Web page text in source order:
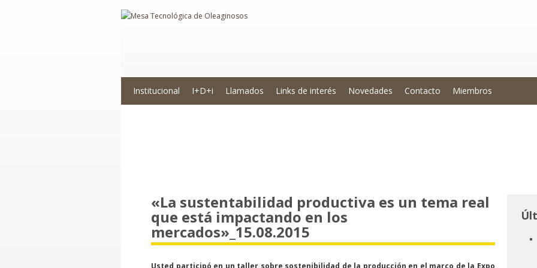
Institucional I+D+i Llamados Links de interés Novedades Contacto Miembros
«La sustentabilidad productiva es un tema real
que está impactando en los
mercados»_15.08.2015
Usted participó en un taller sobre sostenibilidad de la producción en el marco de la Expo